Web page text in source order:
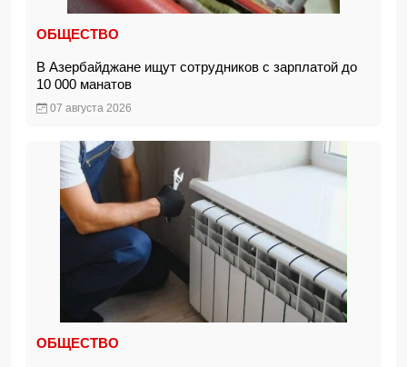
ОБЩЕСТВО
В Азербайджане ищут сотрудников с зарплатой до
10 000 манатов
07 августа 2026
ОБЩЕСТВО